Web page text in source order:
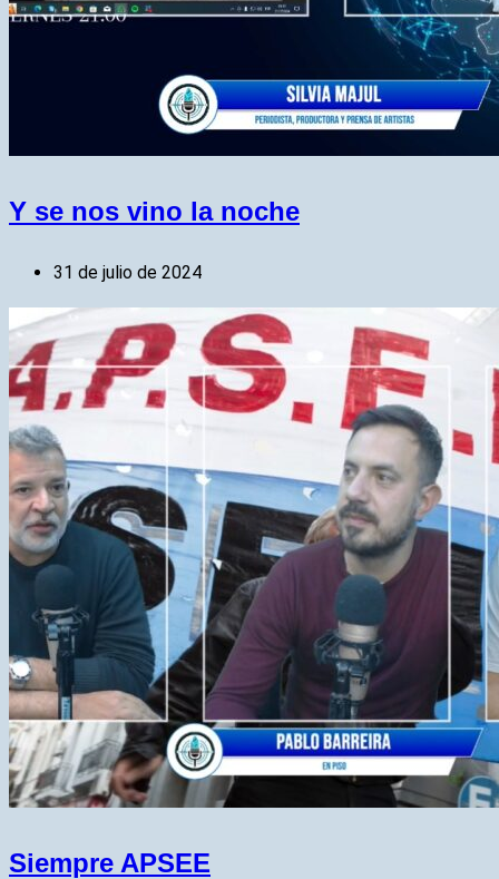
Y se nos vino la noche
31 de julio de 2024
Siempre APSEE